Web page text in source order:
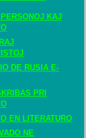
KAJ
DE RUSIA E-
PRI
EN LITERATURO
NE